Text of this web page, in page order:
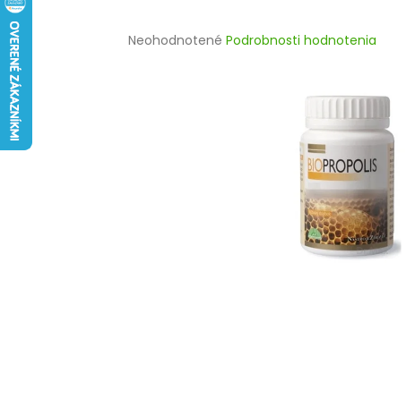
Priemerné
Neohodnotené Podrobnosti hodnotenia